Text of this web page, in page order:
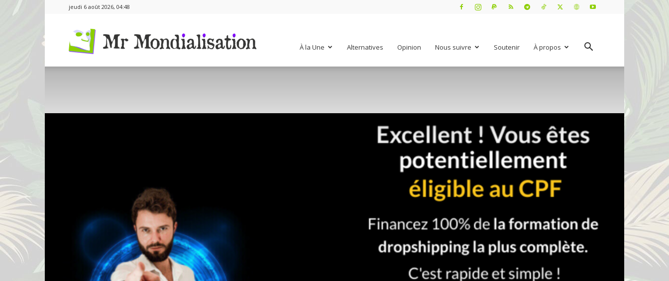
jeudi 6 août 2026, 04:48
À la Une Alternatives Opinion Nous suivre Soutenir À propos